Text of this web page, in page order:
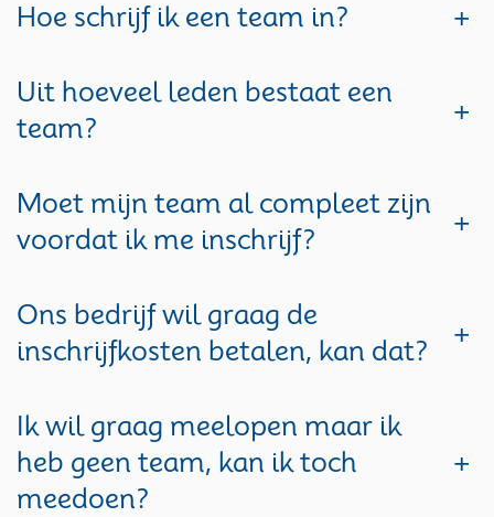
Hoe schrijf ik een team in? +
Uit hoeveel leden bestaat een
team?
+
Moet mijn team al compleet zijn
voordat ik me inschrijf?
+
Ons bedrijf wil graag de
inschrijfkosten betalen, kan dat?
+
Ik wil graag meelopen maar ik
heb geen team, kan ik toch
meedoen?
+